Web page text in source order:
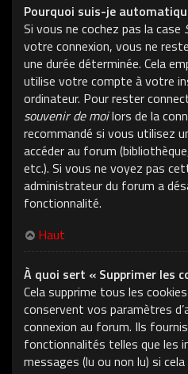
Pourquoi suis-je
Si vous ne cochez pas la case
votre connexion, vous ne
une durée déterminée. Cela
utilise votre compte à votre
ordinateur. Pour rester
souvenir de moilors de la
recommandé si vous utilisez
accéder au forum
etc.). Si vous ne voyez pas
administrateur du forum a
fonctionnalité.
Haut
À quoi sert « Supprimer les
Cela supprime tous les
conservent vos paramètres
connexion au forum. Ils
fonctionnalités telles que les
messages (lu ou non lu) si